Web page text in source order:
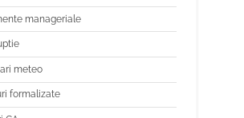
manageriale
meteo
formalizate